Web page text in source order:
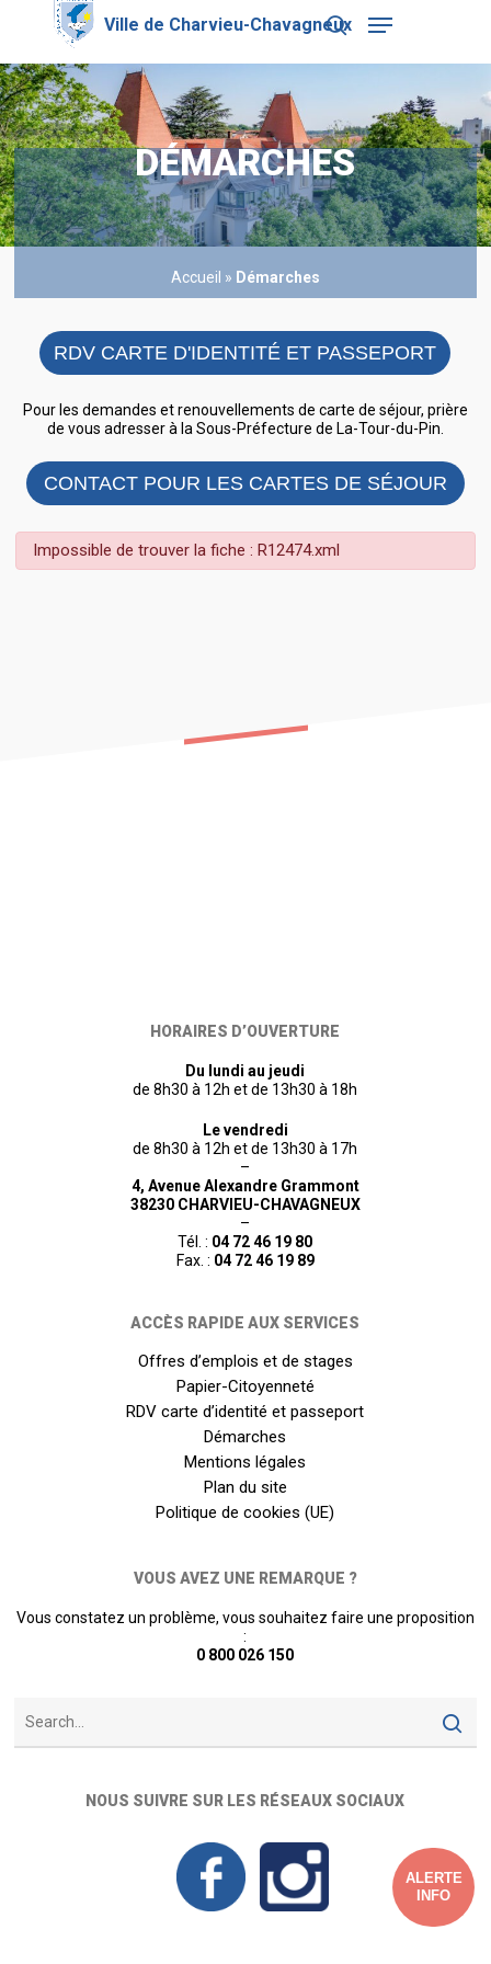
content
search
Menu
DÉMARCHES
Accueil » Démarches
RDV CARTE D'IDENTITÉ ET PASSEPORT
Pour les demandes et renouvellements de carte de séjour, prière
de vous adresser à la Sous-Préfecture de La-Tour-du-Pin.
CONTACT POUR LES CARTES DE SÉJOUR
Impossible de trouver la fiche : R12474.xml
HORAIRES D’OUVERTURE
Du lundi au jeudi
de 8h30 à 12h et de 13h30 à 18h
Le vendredi
de 8h30 à 12h et de 13h30 à 17h
–
4, Avenue Alexandre Grammont
38230 CHARVIEU-CHAVAGNEUX
–
Tél. : 04 72 46 19 80
Fax. : 04 72 46 19 89
ACCÈS RAPIDE AUX SERVICES
Offres d’emplois et de stages
Papier-Citoyenneté
RDV carte d’identité et passeport
Démarches
Mentions légales
Plan du site
Politique de cookies (UE)
VOUS AVEZ UNE REMARQUE ?
Vous constatez un problème, vous souhaitez faire une proposition
:
0 800 026 150
NOUS SUIVRE SUR LES RÉSEAUX SOCIAUX
Close
ALERTE
INFO